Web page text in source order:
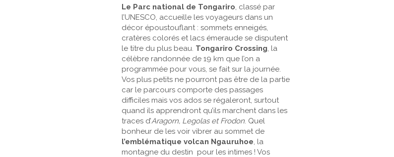
Le Parc national de Tongariro, classé par
l’UNESCO, accueille les voyageurs dans un
décor époustouflant : sommets enneigés,
cratères colorés et lacs émeraude se disputent
le titre du plus beau. Tongariro Crossing, la
célèbre randonnée de 19 km que l’on a
programmée pour vous, se fait sur la journée.
Vos plus petits ne pourront pas être de la partie
car le parcours comporte des passages
difficiles mais vos ados se régaleront, surtout
quand ils apprendront qu’ils marchent dans les
traces d’Aragorn, Legolas et Frodon. Quel
bonheur de les voir vibrer au sommet de
l’emblématique volcan Ngauruhoe, la
montagne du destin pour les intimes ! Vos